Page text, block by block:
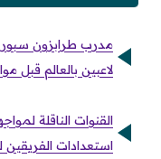
لاعبين بالعالم قبل
القنوات الناقلة
استعدادات